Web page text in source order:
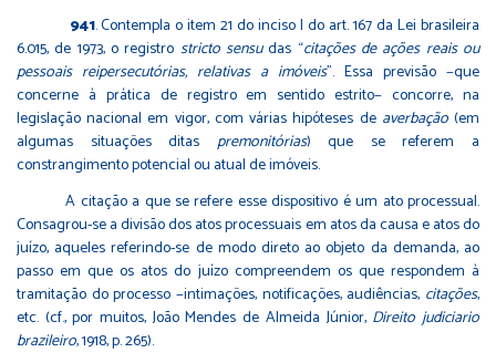
941. Contempla o item 21 do inciso I do art. 167 da Lei brasileira
6.015, de 1973, o registro stricto sensudas “citações de ações reais ou
pessoais reipersecutórias, relativas a imóveis”. Essa previsão −que
concerne à prática de registro em sentido estrito− concorre, na
legislação nacional em vigor, com várias hipóteses de averbação(em
algumas situações ditas premonitórias) que se referem a
constrangimento potencial ou atual de imóveis.
A citação a que se refere esse dispositivo é um ato processual.
Consagrou-se a divisão dos atos processuais em atos da causa e atos do
juízo, aqueles referindo-se de modo direto ao objeto da demanda, ao
passo em que os atos do juízo compreendem os que respondem à
tramitação do processo −intimações, notificações, audiências, citações,
etc. (cf., por muitos, João Mendes de Almeida Júnior, Direito judiciario
brazileiro, 1918, p. 265).